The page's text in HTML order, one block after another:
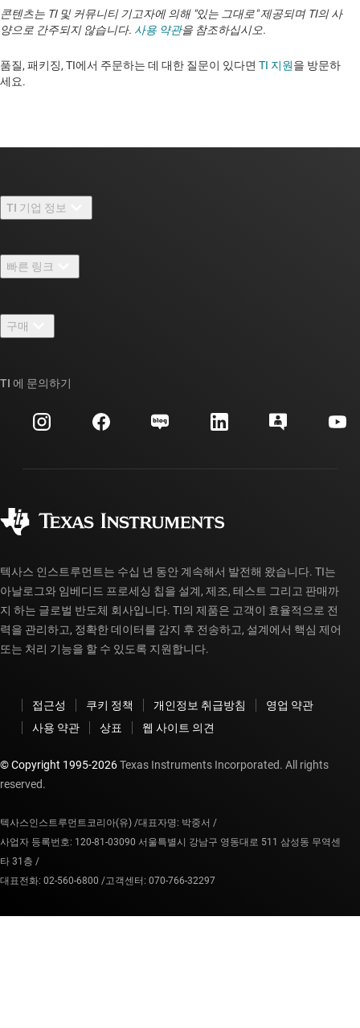
콘텐츠는 TI 및 커뮤니티 기고자에 의해 "있는 그대로" 제공되며 TI의 사
양으로 간주되지 않습니다. 사용 약관을 참조하십시오.
품질, 패키징, TI에서 주문하는 데 대한 질문이 있다면 TI 지원을 방문하
세요. ​​​​​​​​​​​​​​
TI 기업 정보
채용
뉴스룸
이벤트
투자 관계
빠른 링크
TI E2E™ 설계 지원 포럼
대체품 검색
고객 지원 센터
myTI 계정 FAQ
구매
주문 FAQ
TI 에 문의하기
텍사스 인스트루먼트는 수십 년 동안 계속해서 발전해 왔습니다. TI는
아날로그와 임베디드 프로세싱 칩을 설계, 제조, 테스트 그리고 판매까
지 하는 글로벌 반도체 회사입니다. TI의 제품은 고객이 효율적으로 전
력을 관리하고, 정확한 데이터를 감지 후 전송하고, 설계에서 핵심 제어
또는 처리 기능을 할 수 있도록 지원합니다.
접근성 쿠키 정책 개인정보 취급방침
영업 약관
사용 약관
상표 웹 사이트 의견
© Copyright 1995-2026Texas Instruments Incorporated. All rights
reserved.
텍사스인스트루먼트코리아(유) /대표자명: 박중서 /
사업자 등록번호: 120-81-03090 서울특별시 강남구 영동대로 511 삼성동 무역센
타 31층 /
대표전화: 02-560-6800 /고객센터: 070-766-32297